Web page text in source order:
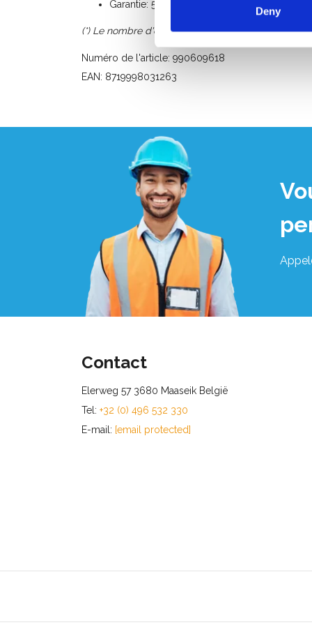
Deny
Garantie: 5 ans
(*) Le nombre d'échelons peut différer de la photo
Numéro de l'article: 990609618
EAN: 8719998031263
Contact
Elerweg 57 3680 Maaseik België
Tel: +32 (0) 496 532 330
E-mail: [email protected]